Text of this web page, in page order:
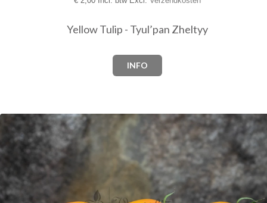
Yellow Tulip - Tyul’pan Zheltyy
INFO